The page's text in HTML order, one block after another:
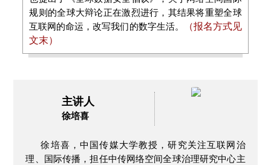
规则的全球大辩论正在激烈进行，其结果将重塑全球
互联网的命运，改写我们的数字生活。
（报名方式见
文末）
主讲人
徐培喜
徐培喜，中国传媒大学教授，研究关注互联网治
理、国际传播，担任中传网络空间全球治理研究中心主